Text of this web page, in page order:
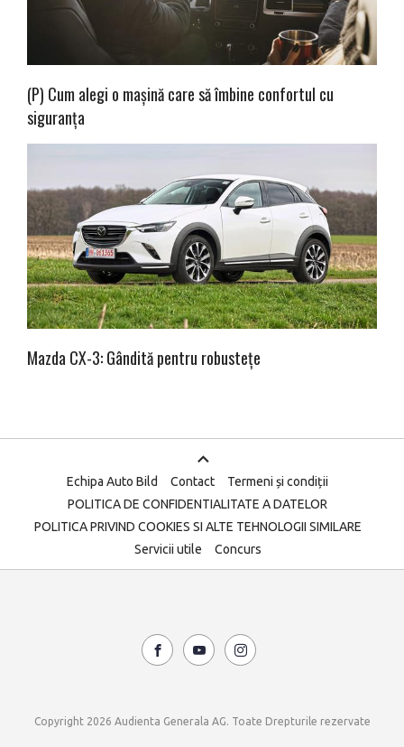
(P) Cum alegi o mașină care să îmbine confortul cu
siguranța
Mazda CX-3: Gândită pentru robustețe
Echipa Auto Bild Contact
Termeni și condiții
POLITICA DE CONFIDENTIALITATE A DATELOR
POLITICA PRIVIND COOKIES SI ALTE TEHNOLOGII SIMILARE
Servicii utile
Concurs
Copyright 2026 Audienta Generala AG. Toate Drepturile rezervate